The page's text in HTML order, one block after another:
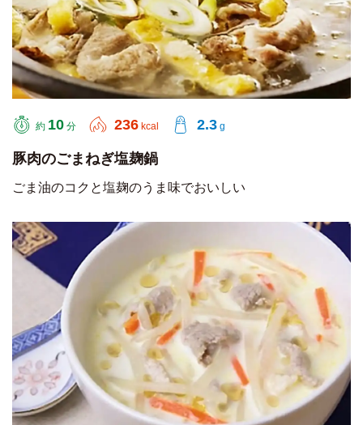
約 10 分 236 kcal 2.3 g
豚肉のごまねぎ塩麹鍋
ごま油のコクと塩麹のうま味でおいしい